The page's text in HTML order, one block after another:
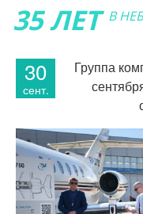
35 ЛЕТ В
30
сент.
Группа